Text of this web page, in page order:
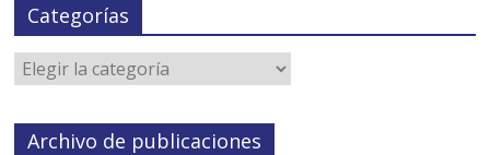
Categorías
Archivo de publicaciones